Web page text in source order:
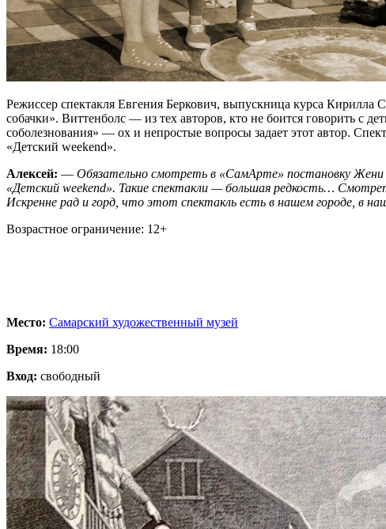
Режиссер спектакля Евгения Беркович, выпускница курса
собачки». Виттенболс — из тех авторов, кто не боится говорить с
соболезнования» — ох и непростые вопросы задает этот автор.
«Детский weekend».
Алексей: — Обязательно смотреть в «СамАрте» постановку Жени
«Детский weekend». Такие спектакли — большая редкость…
Искренне рад и горд, что этот спектакль есть в нашем городе, в
Возрастное ограничение: 12+
Место: Самарский художественный музей
Время: 18:00
Вход: свободный